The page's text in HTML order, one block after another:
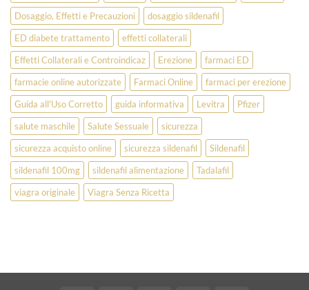
Dosaggio, Effetti e Precauzioni
dosaggio sildenafil
ED diabete trattamento
effetti collaterali
Effetti Collaterali e Controindicaz
Erezione
farmaci ED
farmacie online autorizzate
Farmaci Online
farmaci per erezione
Guida all'Uso Corretto
guida informativa Levitra
Pfizer
salute maschile
Salute Sessuale
sicurezza
sicurezza acquisto online
sicurezza sildenafil
Sildenafil
sildenafil 100mg
sildenafil alimentazione
Tadalafil
viagra originale
Viagra Senza Ricetta